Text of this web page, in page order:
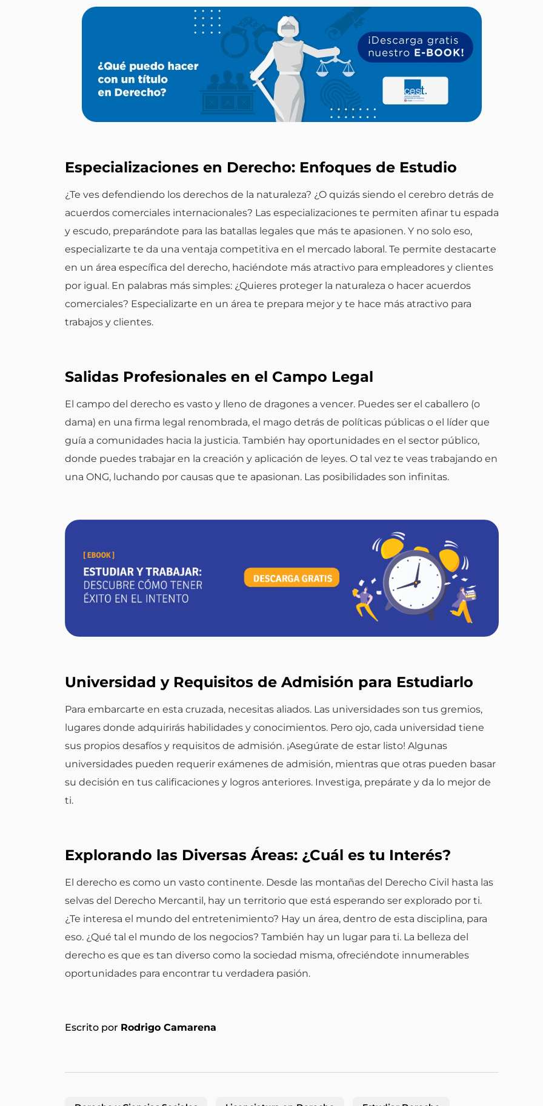
Especializaciones en Derecho: Enfoques de Estudio
¿Te ves defendiendo los derechos de la naturaleza? ¿O quizás siendo el cerebro detrás de
acuerdos comerciales internacionales? Las especializaciones te permiten afinar tu espada
y escudo, preparándote para las batallas legales que más te apasionen. Y no solo eso,
especializarte te da una ventaja competitiva en el mercado laboral. Te permite destacarte
en un área específica del derecho, haciéndote más atractivo para empleadores y clientes
por igual. En palabras más simples: ¿Quieres proteger la naturaleza o hacer acuerdos
comerciales? Especializarte en un área te prepara mejor y te hace más atractivo para
trabajos y clientes.
Salidas Profesionales en el Campo Legal
El campo del derecho es vasto y lleno de dragones a vencer. Puedes ser el caballero (o
dama) en una firma legal renombrada, el mago detrás de políticas públicas o el líder que
guía a comunidades hacia la justicia. También hay oportunidades en el sector público,
donde puedes trabajar en la creación y aplicación de leyes. O tal vez te veas trabajando en
una ONG, luchando por causas que te apasionan. Las posibilidades son infinitas.
Universidad y Requisitos de Admisión para Estudiarlo
Para embarcarte en esta cruzada, necesitas aliados. Las universidades son tus gremios,
lugares donde adquirirás habilidades y conocimientos. Pero ojo, cada universidad tiene
sus propios desafíos y requisitos de admisión. ¡Asegúrate de estar listo! Algunas
universidades pueden requerir exámenes de admisión, mientras que otras pueden basar
su decisión en tus calificaciones y logros anteriores. Investiga, prepárate y da lo mejor de
ti.
Explorando las Diversas Áreas: ¿Cuál es tu Interés?
El derecho es como un vasto continente. Desde las montañas del Derecho Civil hasta las
selvas del Derecho Mercantil, hay un territorio que está esperando ser explorado por ti.
¿Te interesa el mundo del entretenimiento? Hay un área, dentro de esta disciplina, para
eso. ¿Qué tal el mundo de los negocios? También hay un lugar para ti. La belleza del
derecho es que es tan diverso como la sociedad misma, ofreciéndote innumerables
oportunidades para encontrar tu verdadera pasión.
Escrito por Rodrigo Camarena